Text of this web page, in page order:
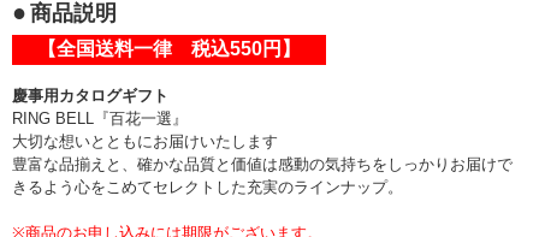
商品説明
【全国送料一律 税込550円】
慶事用カタログギフト
RING BELL『百花一選』
大切な想いとともにお届けいたします
豊富な品揃えと、確かな品質と価値は感動の気持ちをしっかりお届けで
きるよう心をこめてセレクトした充実のラインナップ。
※商品のお申し込みには期限がございます。